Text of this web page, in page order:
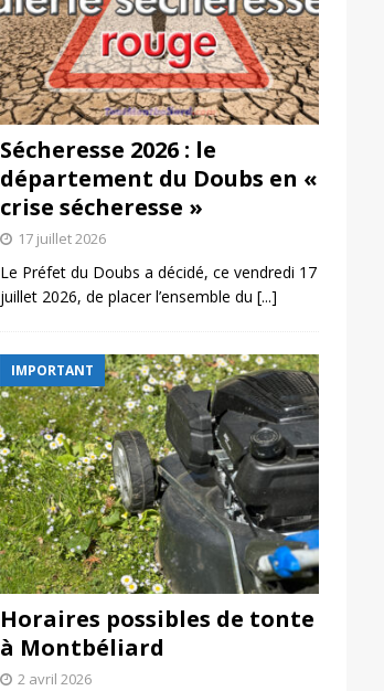
Sécheresse 2026 : le
département du Doubs en «
crise sécheresse »
17 juillet 2026
Le Préfet du Doubs a décidé, ce vendredi 17
juillet 2026, de placer l’ensemble du [...]
IMPORTANT
Horaires possibles de tonte
à Montbéliard
2 avril 2026